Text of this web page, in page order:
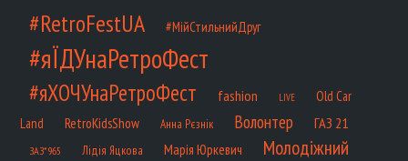
#RetroFestUA #МійСтильнийДруг
#яЇДУнаРетроФест
#яХОЧУнаРетроФест fashion LIVE
Old Car
Land
RetroKidsShow Анна Рєзнік Волонтер ГАЗ 21
ЗАЗ*965 Лідія Яцкова Марія Юркевич
Молодіжний